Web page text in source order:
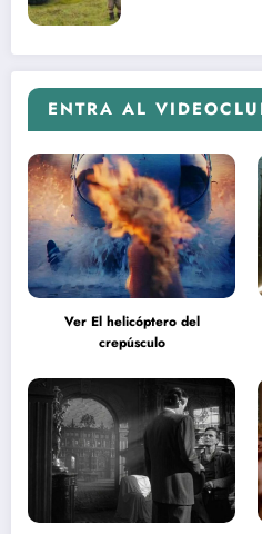
ENTRA AL
Ver El helicóptero del
crepúsculo